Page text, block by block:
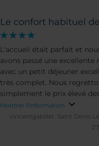
Le confort habituel
L'accueil était parfait et
avons passé une excellente
avec un petit déjeuner
très complet. Nous
simplement le prix élevé
pour notre petite chienne.
Montrer l'information
vincentgabillet. Saint Denis